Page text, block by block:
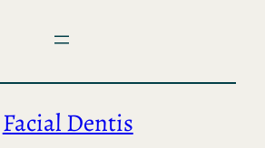
Facial Dentis